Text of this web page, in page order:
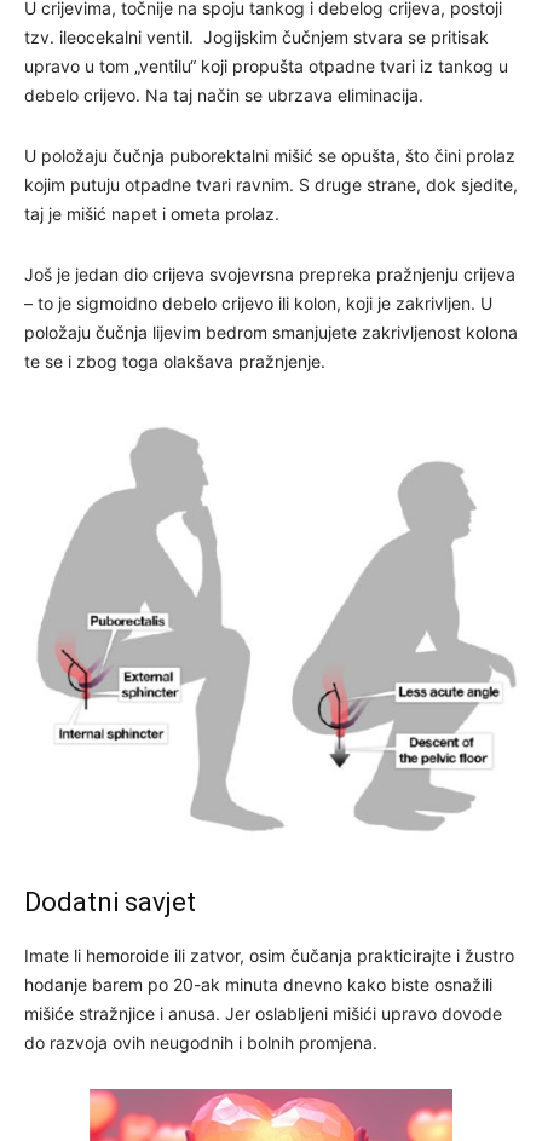
U crijevima, točnije na spoju tankog i debelog crijeva, postoji
tzv. ileocekalni ventil. Jogijskim čučnjem stvara se pritisak
upravo u tom „ventilu“ koji propušta otpadne tvari iz tankog u
debelo crijevo. Na taj način se ubrzava eliminacija.
U položaju čučnja puborektalni mišić se opušta, što čini prolaz
kojim putuju otpadne tvari ravnim. S druge strane, dok sjedite,
taj je mišić napet i ometa prolaz.
Još je jedan dio crijeva svojevrsna prepreka pražnjenju crijeva
– to je sigmoidno debelo crijevo ili kolon, koji je zakrivljen. U
položaju čučnja lijevim bedrom smanjujete zakrivljenost kolona
te se i zbog toga olakšava pražnjenje.
Dodatni savjet
Imate li hemoroide ili zatvor, osim čučanja prakticirajte i žustro
hodanje barem po 20-ak minuta dnevno kako biste osnažili
mišiće stražnjice i anusa. Jer oslabljeni mišići upravo dovode
do razvoja ovih neugodnih i bolnih promjena.